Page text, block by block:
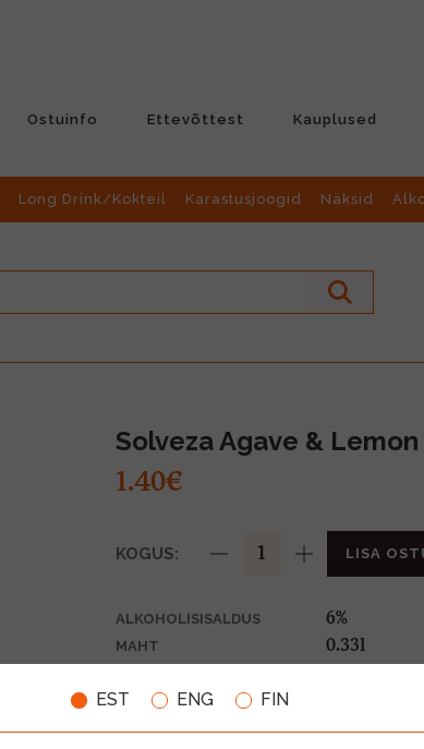
EST ENG FIN
Ostuinfo Ettevõttest Kauplused
Long Drink/Kokteil Karastusjoogid Näksid
Solveza Agave &
1.40€
KOGUS: LISA
ALKOHOLISISALDUS 6%
MAHT 0.33l
TOOTE LIIK
PANT